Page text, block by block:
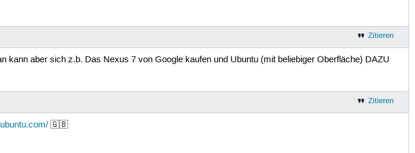
Zitieren
kann aber sich z.b. Das Nexus 7 von Google kaufen und Ubuntu (mit beliebiger Oberfläche) DAZU
Zitieren
🇬🇧